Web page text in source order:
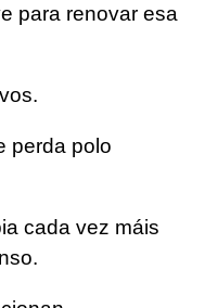
para renovar esa
perda polo
cada vez máis